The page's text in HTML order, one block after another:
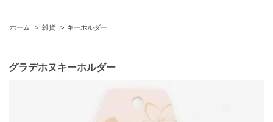
ホーム > 雑貨 > キーホルダー
グラデホヌキーホルダー